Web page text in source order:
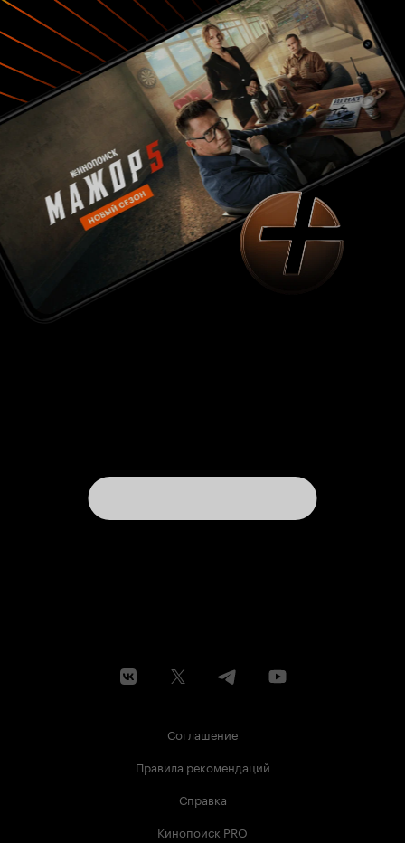
Соглашение
Правила рекомендаций
Справка
Кинопоиск PRO